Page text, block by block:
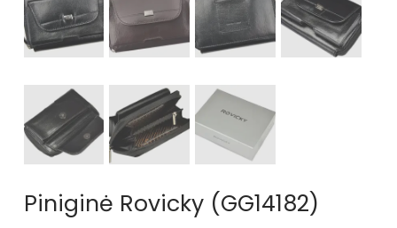
Piniginė Rovicky (GG14182)